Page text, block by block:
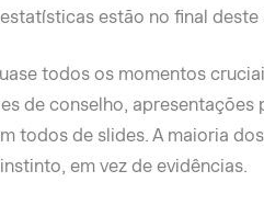
estão no final deste
todos os momentos
de conselho, apresentações
todos de slides. A maioria
em vez de evidências.